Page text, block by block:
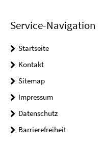
Service-Navigation
Startseite
Kontakt
Sitemap
Impressum
Datenschutz
Barrierefreiheit